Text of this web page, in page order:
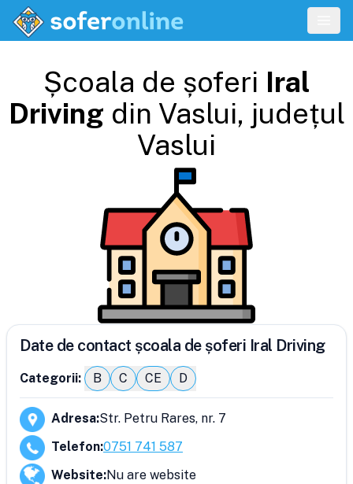
Școala de șoferi Iral
Driving din Vaslui, județul
Vaslui
Date de contact școala de șoferi Iral Driving
Categorii: B C CE D
Adresa:Str. Petru Rares, nr. 7
Telefon:0751 741 587
Website:Nu are website